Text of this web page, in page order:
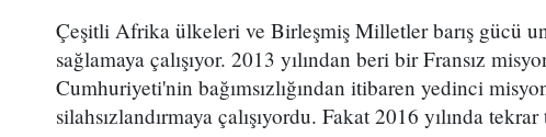
Çeşitli Afrika ülkeleri ve Birleşmiş Milletler barış gücü
sağlamaya çalışıyor. 2013 yılından beri bir Fransız
Cumhuriyeti'nin bağımsızlığından itibaren yedinci
silahsızlandırmaya çalışıyordu. Fakat 2016 yılında